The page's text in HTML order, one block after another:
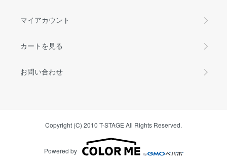
マイアカウント
カートを見る
お問い合わせ
Copyright (C) 2010 T-STAGE All Rights Reserved.
Powered by